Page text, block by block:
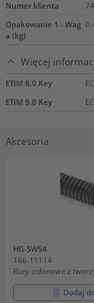
Numer klienta
Opakowanie 1 - Wag
a (kg)
Więcej
ETIM 8.0 Key
ETIM 9.0 Key
Akcesoria
HG-SW54
166-11114
Rury osłonowe z
Dodaj